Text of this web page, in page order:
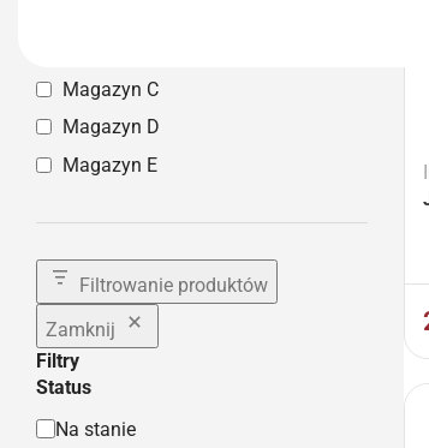
Magazyn C
Magazyn D
Magazyn E
Filtrowanie produktów
Zamknij
Filtry
Status
Na stanie